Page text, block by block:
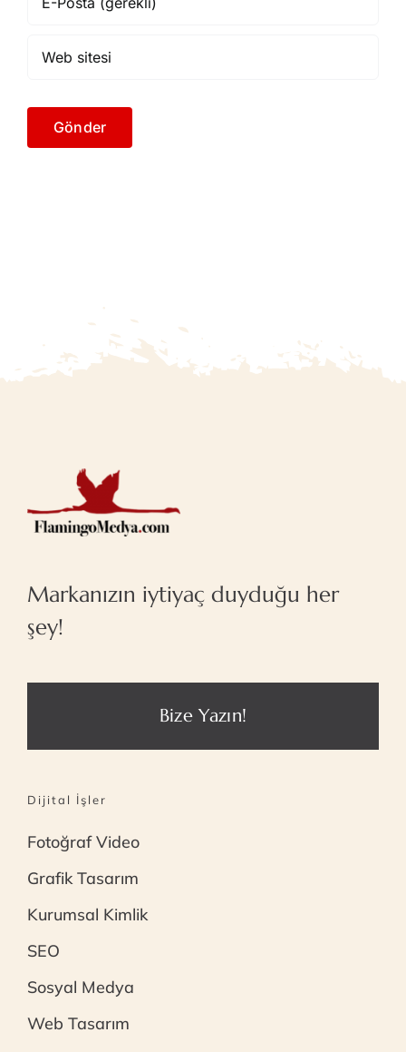
Markanızın iytiyaç duyduğu her
şey!
Bize Yazın!
Dijital İşler
Fotoğraf Video
Grafik Tasarım
Kurumsal Kimlik
SEO
Sosyal Medya
Web Tasarım